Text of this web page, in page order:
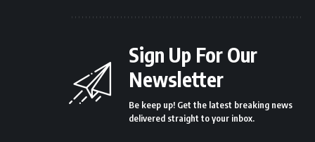
Sign Up For Our
Newsletter
Be keep up! Get the latest breaking news
delivered straight to your inbox.